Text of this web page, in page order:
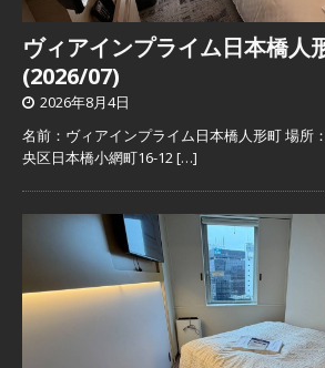
ヴィアインプライム日本橋人
(2026/07)
2026年8月4日
名前：ヴィアインプライム日本橋人形町 場所
央区日本橋小網町16-12[…]